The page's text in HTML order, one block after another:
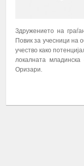
Здружението на
Повик за учесници на
учество како
локалната
Оризари.